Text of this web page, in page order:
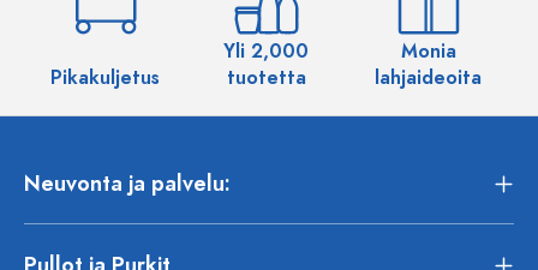
Pikakuljetus
Yli 2,000
tuotetta
Monia
lahjaideoita
Neuvonta ja palvelu:
Pullot ja Purkit